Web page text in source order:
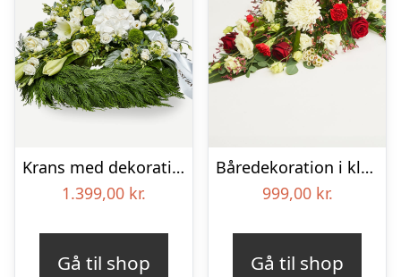
Krans med dekoration i klassisk stil og bånd creme
1.399,00 kr.
Gå til shop
Båredekoration i klassisk stil – rød og hvid
999,00 kr.
Gå til shop